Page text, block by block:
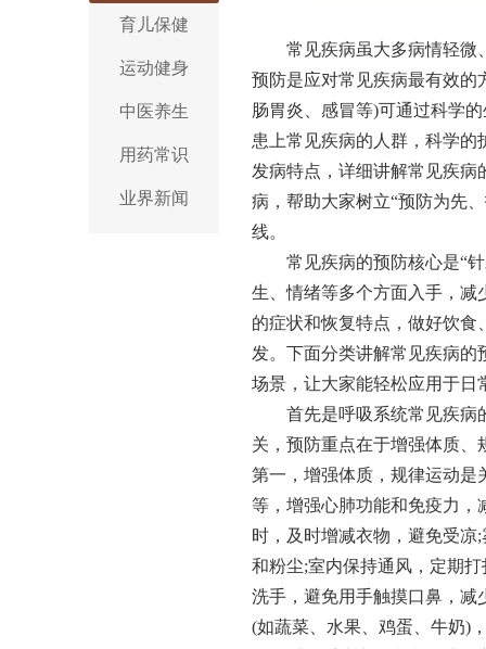
育儿保健
运动健身
中医养生
用药常识
业界新闻
常见疾病虽大多病情轻微
预防是应对常见疾病最有效的
肠胃炎、感冒等)可通过科学
患上常见疾病的人群，科学
发病特点，详细讲解常见疾
病，帮助大家树立“预防为先
线。
常见疾病的预防核心是“
生、情绪等多个方面入手，减
的症状和恢复特点，做好饮
发。下面分类讲解常见疾病
场景，让大家能轻松应用于日
首先是呼吸系统常见疾病
关，预防重点在于增强体质
第一，增强体质，规律运动是
等，增强心肺功能和免疫力，
时，及时增减衣物，避免受
和粉尘;室内保持通风，定期
洗手，避免用手触摸口鼻，减
(如蔬菜、水果、鸡蛋、牛奶)